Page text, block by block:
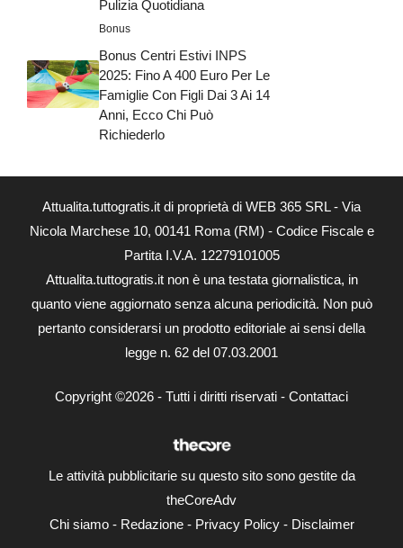
Pulizia Quotidiana
Bonus
Bonus Centri Estivi INPS
2025: Fino A 400 Euro Per Le
Famiglie Con Figli Dai 3 Ai 14
Anni, Ecco Chi Può
Richiederlo
Attualita.tuttogratis.it di proprietà di WEB 365 SRL - Via
Nicola Marchese 10, 00141 Roma (RM) - Codice Fiscale e
Partita I.V.A. 12279101005
Attualita.tuttogratis.it non è una testata giornalistica, in
quanto viene aggiornato senza alcuna periodicità. Non può
pertanto considerarsi un prodotto editoriale ai sensi della
legge n. 62 del 07.03.2001
Copyright ©2026 - Tutti i diritti riservati - Contattaci
Le attività pubblicitarie su questo sito sono gestite da
theCoreAdv
Chi siamo- Redazione- Privacy Policy- Disclaimer